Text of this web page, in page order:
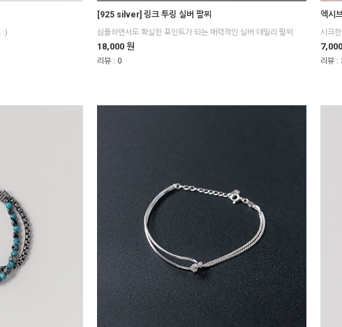
:)
[925 silver] 링크 투링 실버 팔찌
심플하면서도 확실한 포인트가 되는 매력적인 실버 데일리 팔찌
18,000 원
리뷰 : 0
엑시
리뷰 :